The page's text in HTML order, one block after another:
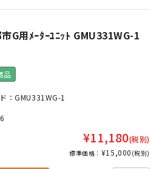
G用ﾒｰﾀｰﾕﾆｯﾄ GMU331WG-1
品
：GMU331WG-1
¥11,180(税別)
標準価格： ¥15,000 (税別)